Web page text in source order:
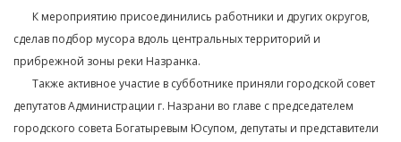
⠀⠀ К мероприятию присоединились работники и других округов,
сделав подбор мусора вдоль центральных территорий и
прибрежной зоны реки Назранка. ⁣⁣⠀⁣⁣⠀
⠀⠀ Также активное участие в субботнике приняли городской совет
депутатов Администрации г. Назрани во главе с председателем
городского совета Богатыревым Юсупом, депутаты и представители